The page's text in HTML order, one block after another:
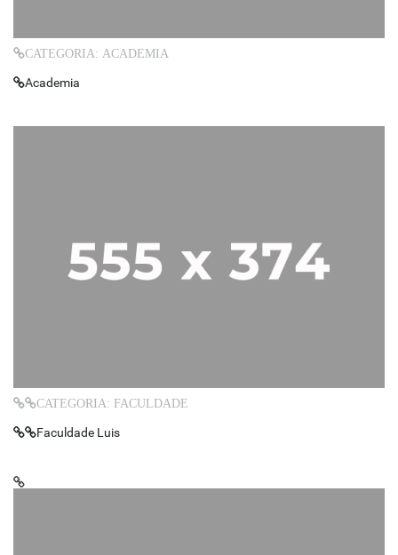
CATEGORIA: ACADEMIA
Academia
CATEGORIA: FACULDADE
Faculdade Luis